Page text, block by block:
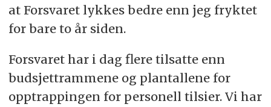
at Forsvaret lykkes bedre enn jeg fryktet
for bare to år siden.
Forsvaret har i dag flere tilsatte enn
budsjettrammene og plantallene for
opptrappingen for personell tilsier. Vi har